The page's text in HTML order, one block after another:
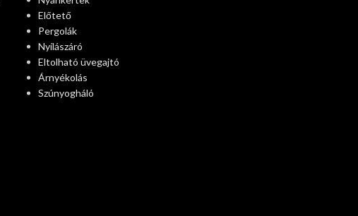
Előtető
Pergolák
Nyílászáró
Eltolható üvegajtó
Árnyékolás
Szúnyogháló